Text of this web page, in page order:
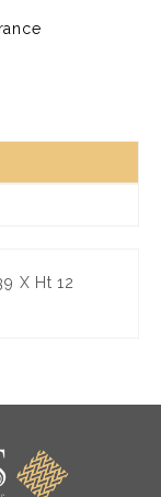
X Ht 12